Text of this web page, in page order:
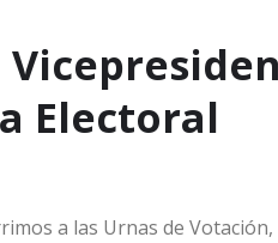
Electoral
a las Urnas de